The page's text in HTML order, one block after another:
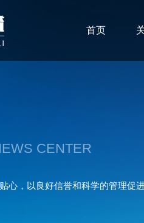
首页
CENTER
心，以良好信誉和科学的管理促